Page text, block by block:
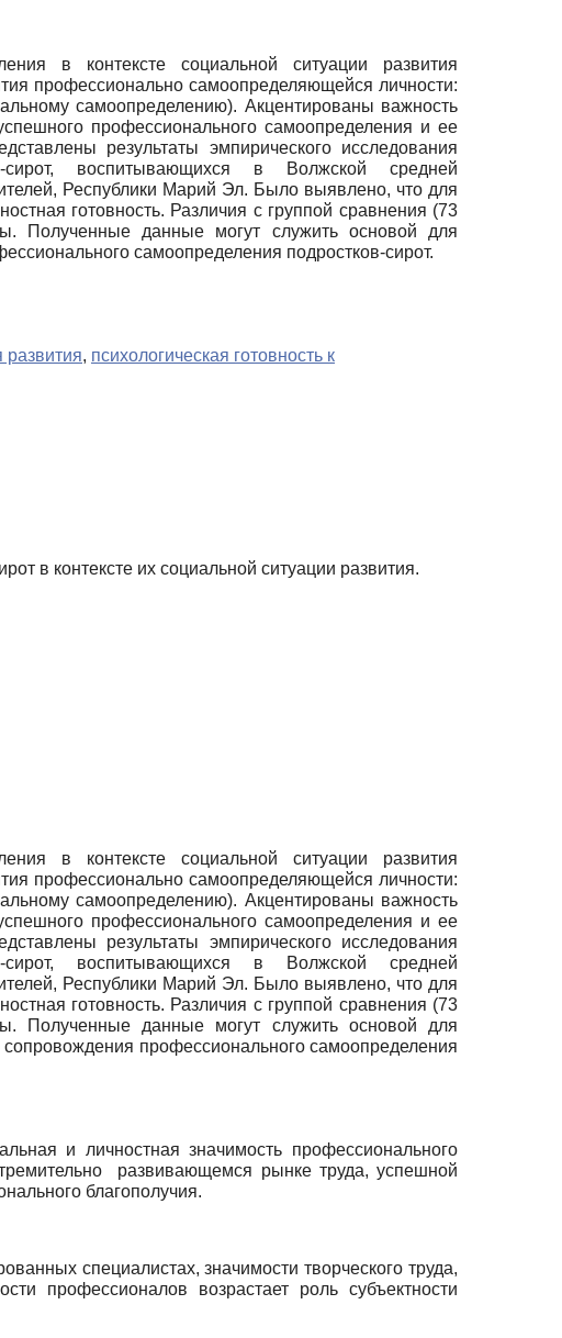
в контексте социальной ситуации развития
профессионально самоопределяющейся личности:
самоопределению). Акцентированы важность
профессионального самоопределения и ее
результаты эмпирического исследования
сирот, воспитывающихся в Волжской средней
Республики Марий Эл. Было выявлено, что для
готовность. Различия с группой сравнения (73
Полученные данные могут служить основой для
самоопределения подростков-сирот.
развития, психологическая готовность к
в контексте их социальной ситуации развития.
в контексте социальной ситуации развития
профессионально самоопределяющейся личности:
самоопределению). Акцентированы важность
профессионального самоопределения и ее
результаты эмпирического исследования
сирот, воспитывающихся в Волжской средней
Республики Марий Эл. Было выявлено, что для
готовность. Различия с группой сравнения (73
Полученные данные могут служить основой для
профессионального самоопределения
и личностная значимость профессионального
развивающемся рынке труда, успешной
благополучия.
специалистах, значимости творческого труда,
профессионалов возрастает роль субъектности